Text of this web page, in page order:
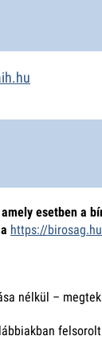
esetben a
https://
nélkül –